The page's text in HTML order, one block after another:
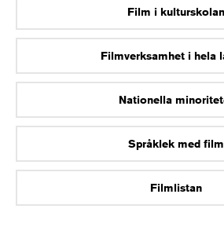
Film i kulturskolan
Filmverksamhet i hela
Nationella
Språklek med film
Filmlistan